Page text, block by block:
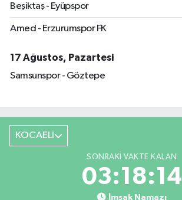
Beşiktaş - Eyüpspor
Amed - Erzurumspor FK
17 Ağustos, Pazartesi
Samsunspor - Göztepe
KOCAELİ
SONRAKI VAKTE KALAN
03:18:14
İmsak Namazı